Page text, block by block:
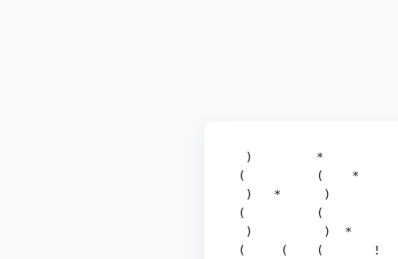
)         *
(          (    *
)   *      )
(          (
)          )  *
(     (    (       !